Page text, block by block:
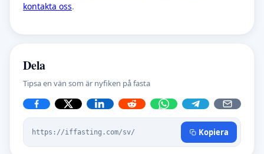
kontakta oss.
Dela
Tipsa en vän som är nyfiken på fasta
https://iffasting.com/sv/ Kopiera